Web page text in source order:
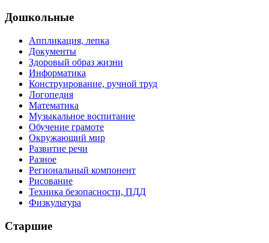
Дошкольные
Аппликация, лепка
Документы
Здоровый образ жизни
Информатика
Конструирование, ручной труд
Логопедия
Математика
Музыкальное воспитание
Обучение грамоте
Окружающий мир
Развитие речи
Разное
Региональный компонент
Рисование
Техника безопасности, ПДД
Физкультура
Старшие